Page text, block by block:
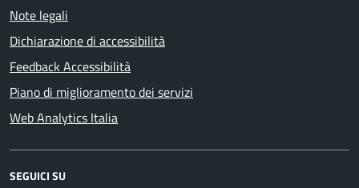
Note legali
Dichiarazione di accessibilità
Feedback Accessibilità
Piano di miglioramento dei servizi
Web Analytics Italia
SEGUICI SU